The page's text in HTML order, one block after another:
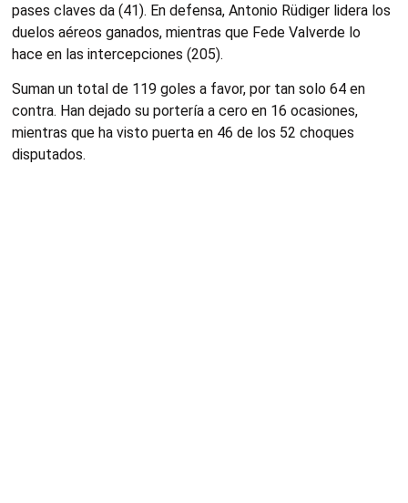
pases claves da (41). En defensa, Antonio Rüdiger lidera los
duelos aéreos ganados, mientras que Fede Valverde lo
hace en las intercepciones (205).
Suman un total de 119 goles a favor, por tan solo 64 en
contra. Han dejado su portería a cero en 16 ocasiones,
mientras que ha visto puerta en 46 de los 52 choques
disputados.